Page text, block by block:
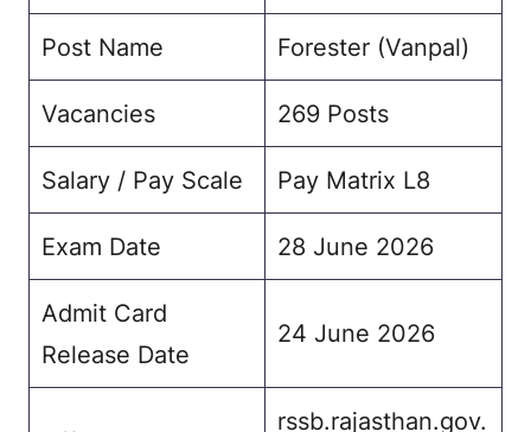
Post Name Forester (Vanpal)
Vacancies 269 Posts
Salary / Pay Scale Pay Matrix L8
Exam Date 28 June 2026
Admit Card
Release Date
24 June 2026
rssb.rajasthan.gov.